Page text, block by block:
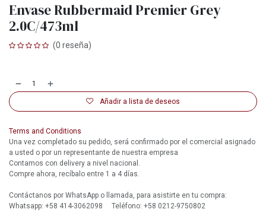
Envase Rubbermaid Premier Grey
2.0C/473ml
(0 reseña)
Añadir a lista de deseos
Terms and Conditions
Una vez completado su pedido, será confirmado por el comercial asignado
a usted o por un representante de nuestra empresa
Contamos con delivery a nivel nacional.
Compre ahora, recíbalo entre 1 a 4 días.
Contáctanos por WhatsApp o llamada, para asistirte en tu compra:
Whatsapp: +58 414-3062098 Teléfono: +58 0212-9750802